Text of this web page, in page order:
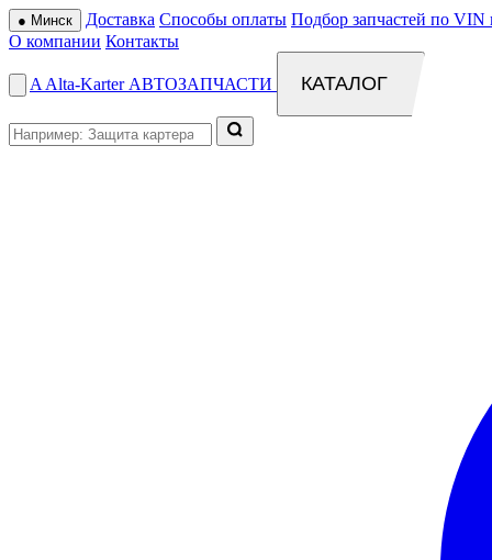
● Минск Доставка Способы оплаты Подбор запчастей по VIN
О компании Контакты
A Alta-Karter АВТОЗАПЧАСТИ КАТАЛОГ